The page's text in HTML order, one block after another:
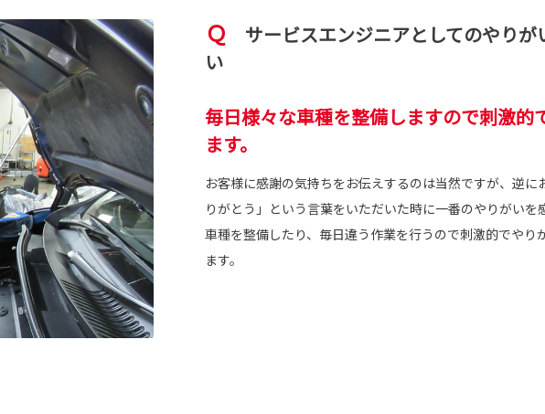
Ｑ サービスエンジニアとしてのやりが
い
毎日様々な車種を整備しますので刺激的
ます。
お客様に感謝の気持ちをお伝えするのは当然ですが、逆に
りがとう」という言葉をいただいた時に一番のやりがいを
車種を整備したり、毎日違う作業を行うので刺激的でやり
ます。